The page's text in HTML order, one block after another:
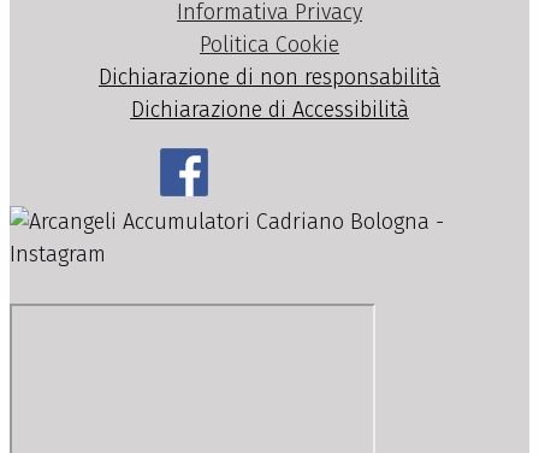
Informativa Privacy
Politica Cookie
Dichiarazione di non responsabilità
Dichiarazione di Accessibilità